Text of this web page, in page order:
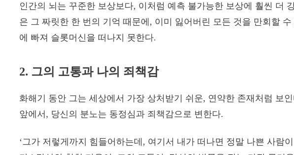
인간의 뇌는 꾸준한 보상보다, 이처럼 예측 불가능한 보상에 훨씬 더
은 그 짜릿한 한 번의 기억 때문에, 이미 잃어버린 모든 것을 만회할
에 빠져 슬롯머신을 떠나지 못한다.
2. 그의 고통과 나의 죄책감
화해기 동안 그는 세상에서 가장 상처받기 쉬운, 연약한 존재처럼 보
앞에서, 당신의 분노는 동정심과 죄책감으로 변한다.
‘그가 저렇게까지 힘들어하는데, 여기서 내가 떠나면 정말 나쁜 사람